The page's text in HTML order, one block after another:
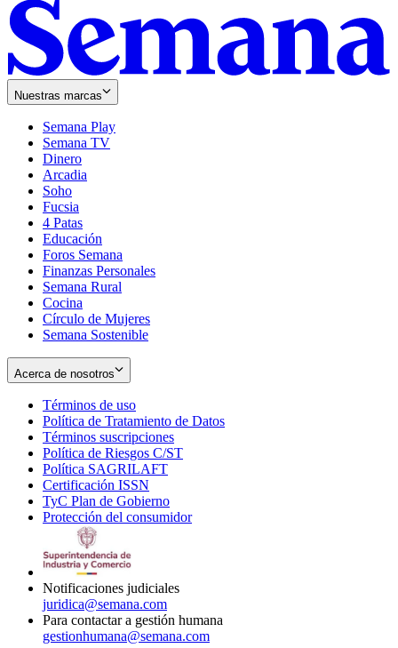
Nuestras marcas
Semana Play
Semana TV
Dinero
Arcadia
Soho
in
new
window
Fucsia
in
new
window
4 Patas
Educación
Foros Semana
Finanzas Personales
Semana Rural
Cocina
Círculo de Mujeres
Semana Sostenible
Acerca de nosotros
Términos de uso
in
new
window
Política de Tratamiento de Datos
Términos suscripciones
in
Política de Riesgos C/ST
Política SAGRILAFT
new
window
Certificación ISSN
in
new
TyC Plan de Gobierno
in
Protección del consumidorOpens
Notificaciones judiciales
juridica@semana.com
Para contactar a gestión humana
gestionhumana@semana.com